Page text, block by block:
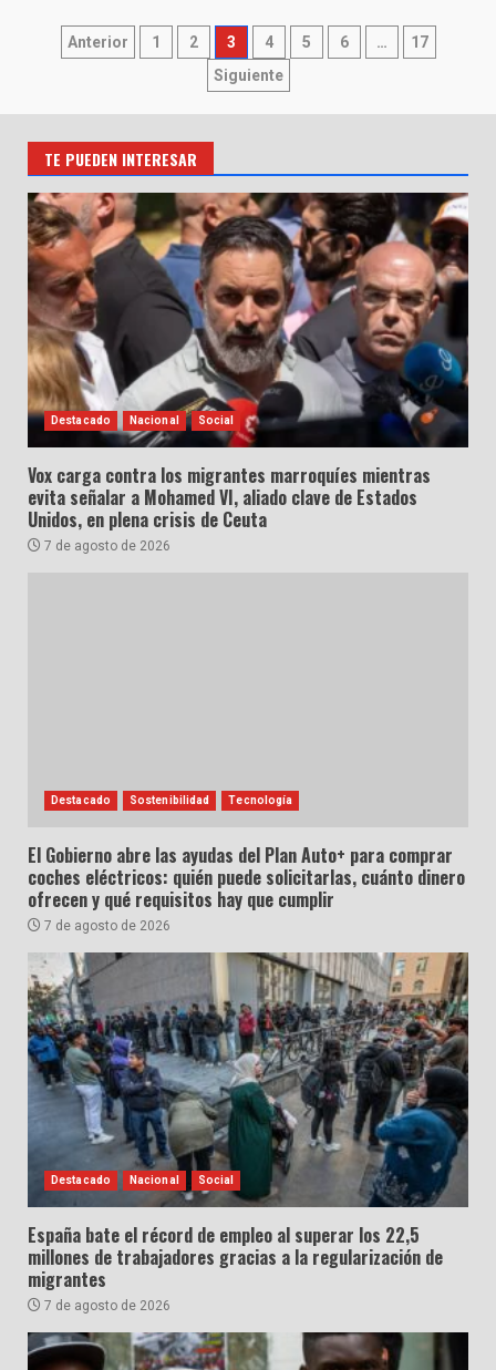
Paginación
entradas
Anterior 1 2 3 4 5 6 …
17
Siguiente
TE PUEDEN INTERESAR
Destacado Nacional Social
Vox carga contra los migrantes marroquíes mientras
evita señalar a Mohamed VI, aliado clave de Estados
Unidos, en plena crisis de Ceuta
7 de agosto de 2026
Destacado Sostenibilidad Tecnología
El Gobierno abre las ayudas del Plan Auto+ para comprar
coches eléctricos: quién puede solicitarlas, cuánto dinero
ofrecen y qué requisitos hay que cumplir
7 de agosto de 2026
Destacado Nacional Social
España bate el récord de empleo al superar los 22,5
millones de trabajadores gracias a la regularización de
migrantes
7 de agosto de 2026